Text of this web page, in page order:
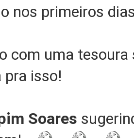
nos primeiros
com uma
pra isso!
Soares